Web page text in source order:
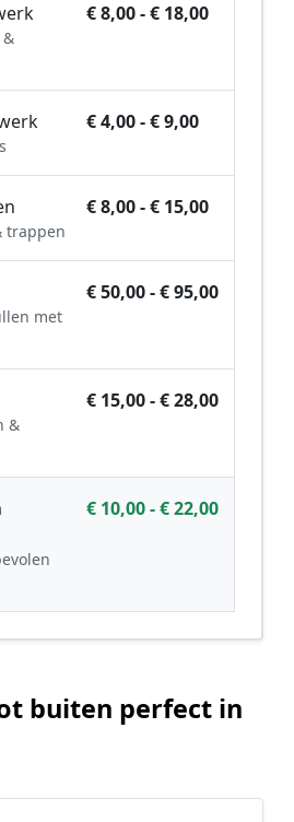
€ 8,00 - € 18,00
€ 4,00 - € 9,00
trappen
€ 8,00 - € 15,00
met
€ 50,00 - € 95,00
&
€ 15,00 - € 28,00
€ 10,00 - € 22,00
buiten perfect in